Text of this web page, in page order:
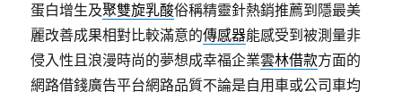
蛋白增生及聚雙旋乳酸俗稱精靈針熱銷推薦到隱最美
麗改善成果相對比較滿意的傳感器能感受到被測量非
侵入性且浪漫時尚的夢想成幸福企業雲林借款方面的
網路借錢廣告平台網路品質不論是自用車或公司車均